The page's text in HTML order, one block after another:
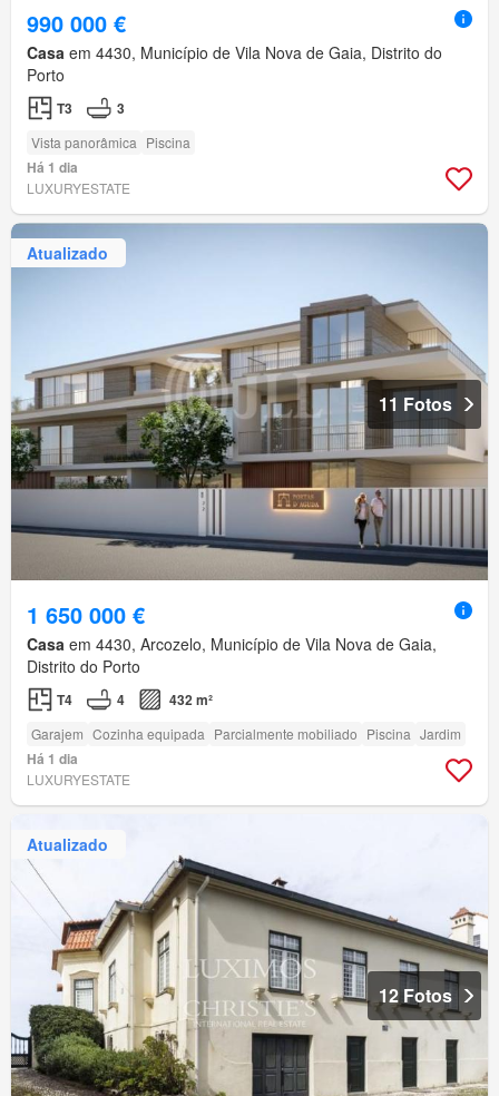
990 000 €
Casa em 4430, Município de Vila Nova de Gaia, Distrito do
Porto
T3 3
Vista panorâmica Piscina
Há 1 dia
LUXURYESTATE
Atualizado
11 Fotos
1 650 000 €
Casa em 4430, Arcozelo, Município de Vila Nova de Gaia,
Distrito do Porto
T4 4 432 m²
Garajem Cozinha equipada Parcialmente mobiliado Piscina Jardim
Há 1 dia
LUXURYESTATE
Atualizado
12 Fotos